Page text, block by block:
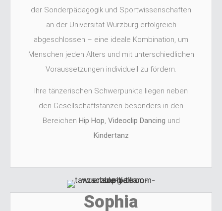
der Sonderpädagogik und Sportwissenschaften
an der Universität Würzburg erfolgreich
abgeschlossen – eine ideale Kombination, um
Menschen jeden Alters und mit unterschiedlichen
Voraussetzungen individuell zu fördern.
Ihre tänzerischen Schwerpunkte liegen neben
den Gesellschaftstänzen besonders in den
Bereichen Hip Hop, Videoclip Dancing und
Kindertanz
Sophia